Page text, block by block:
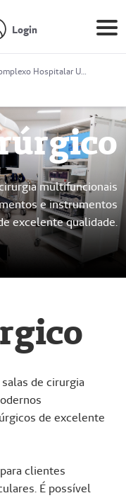
Login
Complexo Hospitalar Unimed Novo Hamburgo
multifuncionais
e instrumentos
excelente qualidade.
de cirurgia
de excelente
clientes
É possível